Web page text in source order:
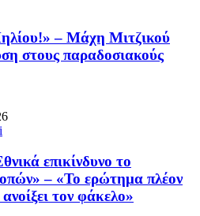
– Μάχη Μιτζικού
στους παραδοσιακούς
επικίνδυνο το
– «Το ερώτημα πλέον
τον φάκελο»